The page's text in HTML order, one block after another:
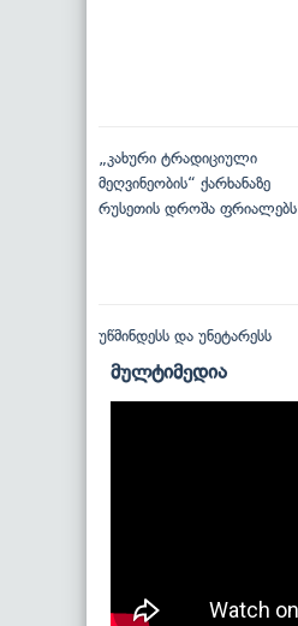
„კახური ტრადიციული
მეღვინეობის“ ქარხანაზე
რუსეთის დროშა ფრიალებს
უწმინდესს და უნეტარესს
მულტიმედია